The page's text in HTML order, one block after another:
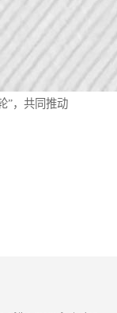
”，共同推动